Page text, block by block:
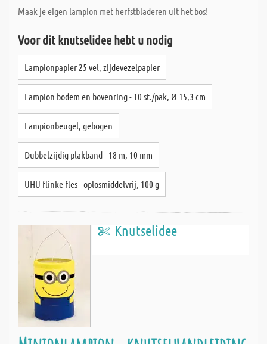
Maak je eigen lampion met herfstbladeren uit het bos!
Voor dit knutselidee hebt u nodig
Lampionpapier 25 vel, zijdevezelpapier
Lampion bodem en bovenring - 10 st./pak, Ø 15,3 cm
Lampionbeugel, gebogen
Dubbelzijdig plakband - 18 m, 10 mm
UHU flinke fles - oplosmiddelvrij, 100 g
Knutselidee